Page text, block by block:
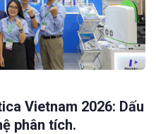
Vietnam 2026: Dấu
phân tích.